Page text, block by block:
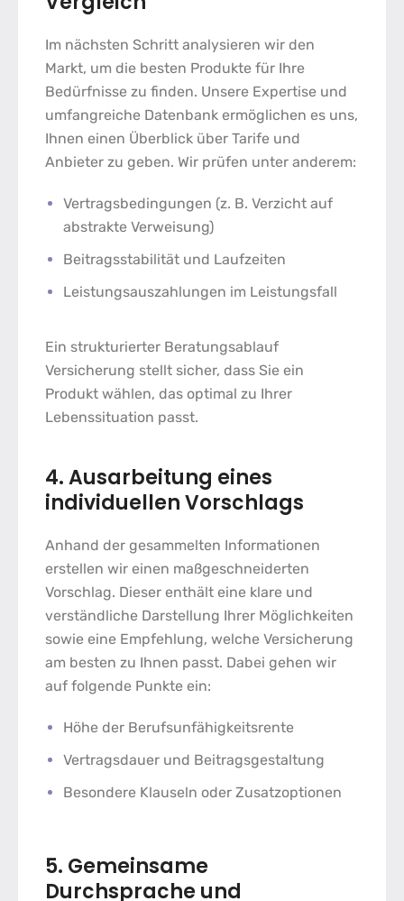
Im nächsten Schritt analysieren wir den
Markt, um die besten Produkte für Ihre
Bedürfnisse zu finden. Unsere Expertise und
umfangreiche Datenbank ermöglichen es uns,
Ihnen einen Überblick über Tarife und
Anbieter zu geben. Wir prüfen unter anderem:
Vertragsbedingungen (z. B. Verzicht auf
abstrakte Verweisung)
Beitragsstabilität und Laufzeiten
Leistungsauszahlungen im Leistungsfall
Ein strukturierter Beratungsablauf
Versicherung stellt sicher, dass Sie ein
Produkt wählen, das optimal zu Ihrer
Lebenssituation passt.
4. Ausarbeitung eines
individuellen Vorschlags
Anhand der gesammelten Informationen
erstellen wir einen maßgeschneiderten
Vorschlag. Dieser enthält eine klare und
verständliche Darstellung Ihrer Möglichkeiten
sowie eine Empfehlung, welche Versicherung
am besten zu Ihnen passt. Dabei gehen wir
auf folgende Punkte ein:
Höhe der Berufsunfähigkeitsrente
Vertragsdauer und Beitragsgestaltung
Besondere Klauseln oder Zusatzoptionen
5. Gemeinsame
Durchsprache und